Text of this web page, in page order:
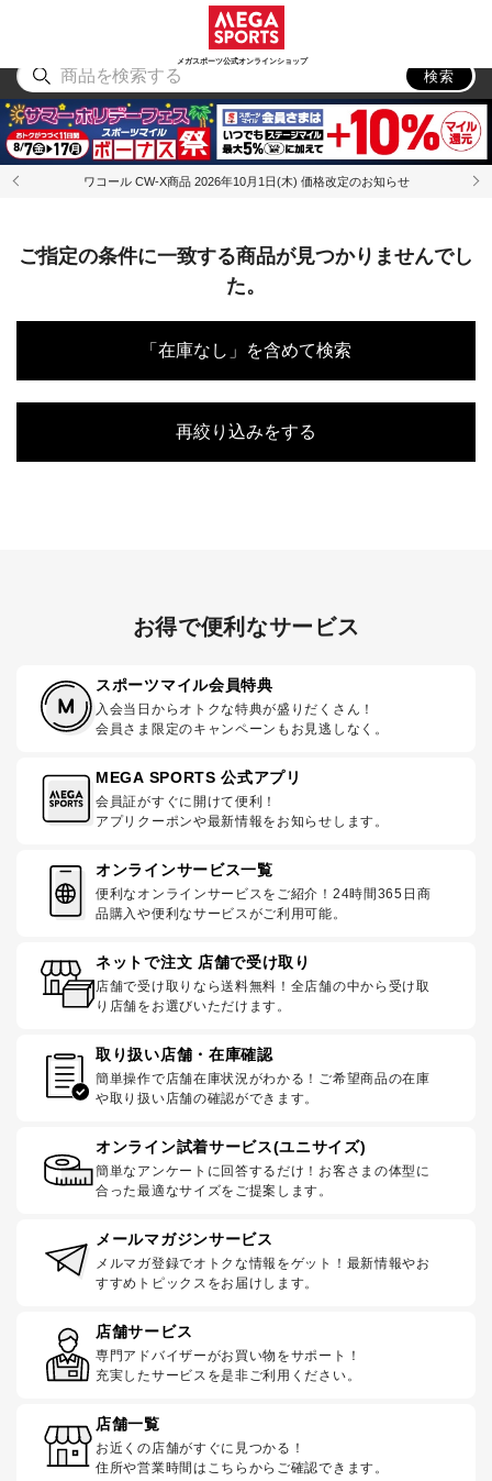
メガスポーツ公式オンラインショップ
アウトドア
検索
ワコール CW-X商品 2026年10月1日(木) 価格改定のお知らせ
ご指定の条件に一致する商品が見つかりませんでし
た。
「在庫なし」を含めて検索
再絞り込みをする
お得で便利なサービス
スポーツマイル会員特典
入会当日からオトクな特典が盛りだくさん！
会員さま限定のキャンペーンもお見逃しなく。
MEGA SPORTS 公式アプリ
会員証がすぐに開けて便利！
アプリクーポンや最新情報をお知らせします。
オンラインサービス一覧
便利なオンラインサービスをご紹介！24時間365日商
品購入や便利なサービスがご利用可能。
ネットで注文 店舗で受け取り
店舗で受け取りなら送料無料！全店舗の中から受け取
り店舗をお選びいただけます。
取り扱い店舗・在庫確認
簡単操作で店舗在庫状況がわかる！ご希望商品の在庫
や取り扱い店舗の確認ができます。
オンライン試着サービス(ユニサイズ)
簡単なアンケートに回答するだけ！お客さまの体型に
合った最適なサイズをご提案します。
メールマガジンサービス
メルマガ登録でオトクな情報をゲット！最新情報やお
すすめトピックスをお届けします。
店舗サービス
専門アドバイザーがお買い物をサポート！
充実したサービスを是非ご利用ください。
店舗一覧
お近くの店舗がすぐに見つかる！
住所や営業時間はこちらからご確認できます。